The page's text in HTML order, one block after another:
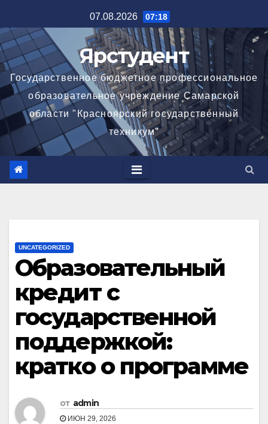
к
содержимому
07.08.2026 07:18
Ярстудент
Государственное бюджетное профессиональное
образовательное учреждение Самарской
области "Красноярский государственный
техникум"
UNCATEGORIZED
Образовательный
кредит с
государственной
поддержкой:
кратко о программе
от admin
ИЮН 29, 2026